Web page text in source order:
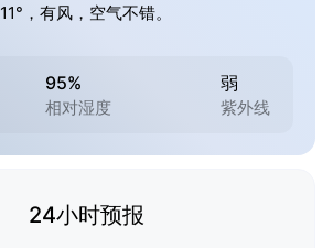
11°，有风，空气不错。
95%
相对湿度
弱
紫外线
24小时预报